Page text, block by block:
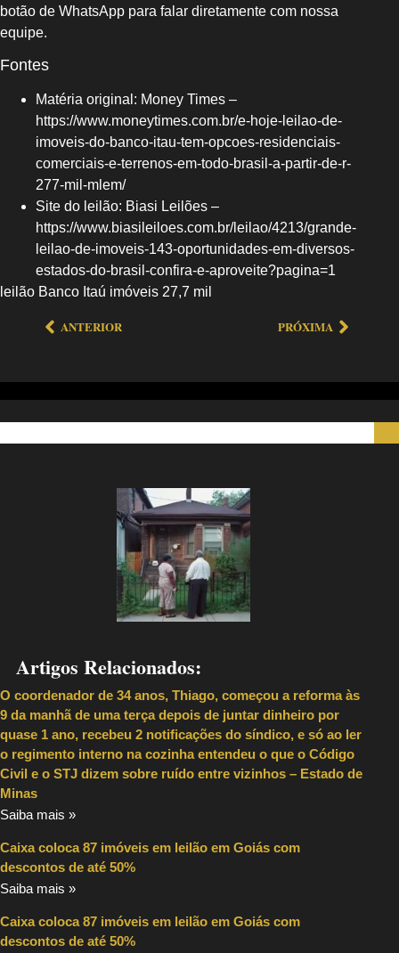
botão de WhatsApp para falar diretamente com nossa
equipe.
Fontes
Matéria original: Money Times –
https://www.moneytimes.com.br/e-hoje-leilao-de-
imoveis-do-banco-itau-tem-opcoes-residenciais-
comerciais-e-terrenos-em-todo-brasil-a-partir-de-r-
277-mil-mlem/
Site do leilão: Biasi Leilões –
https://www.biasileiloes.com.br/leilao/4213/grande-
leilao-de-imoveis-143-oportunidades-em-diversos-
estados-do-brasil-confira-e-aproveite?pagina=1
leilão Banco Itaú imóveis 27,7 mil
ANTERIOR PRÓXIMA
Artigos Relacionados:
O coordenador de 34 anos, Thiago, começou a reforma às
9 da manhã de uma terça depois de juntar dinheiro por
quase 1 ano, recebeu 2 notificações do síndico, e só ao ler
o regimento interno na cozinha entendeu o que o Código
Civil e o STJ dizem sobre ruído entre vizinhos – Estado de
Minas
Saiba mais »
Caixa coloca 87 imóveis em leilão em Goiás com
descontos de até 50%
Saiba mais »
Caixa coloca 87 imóveis em leilão em Goiás com
descontos de até 50%